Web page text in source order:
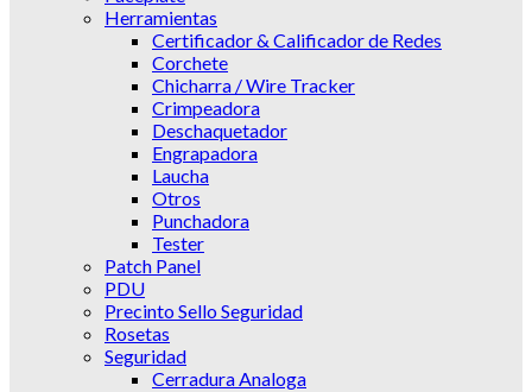
Herramientas
Certificador & Calificador de Redes
Corchete
Chicharra / Wire Tracker
Crimpeadora
Deschaquetador
Engrapadora
Laucha
Otros
Punchadora
Tester
Patch Panel
PDU
Precinto Sello Seguridad
Rosetas
Seguridad
Cerradura Analoga